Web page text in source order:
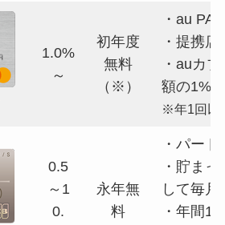
1.0%
～
初年度
無料
（※）
・au
・提携
・auカ
額の1%
※年1回以
0.5
～1
0.
永年無
料
・パー
・貯ま
して毎
・年間